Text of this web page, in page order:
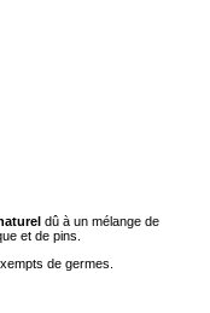
dû à un mélange de
et de pins.
de germes.